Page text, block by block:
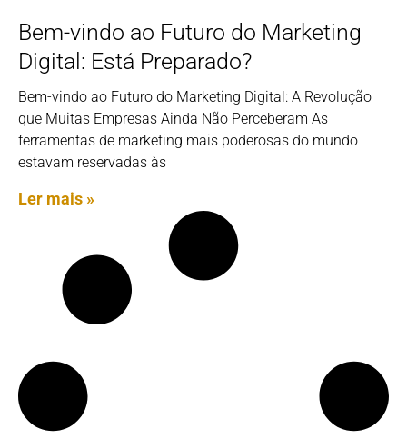
Bem-vindo ao Futuro do Marketing
Digital: Está Preparado?
Bem-vindo ao Futuro do Marketing Digital: A Revolução
que Muitas Empresas Ainda Não Perceberam As
ferramentas de marketing mais poderosas do mundo
estavam reservadas às
Ler mais »